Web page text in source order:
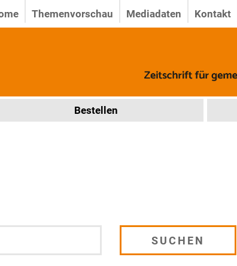
Kontakt
Mediadaten
Themenvorschau
Bestellen